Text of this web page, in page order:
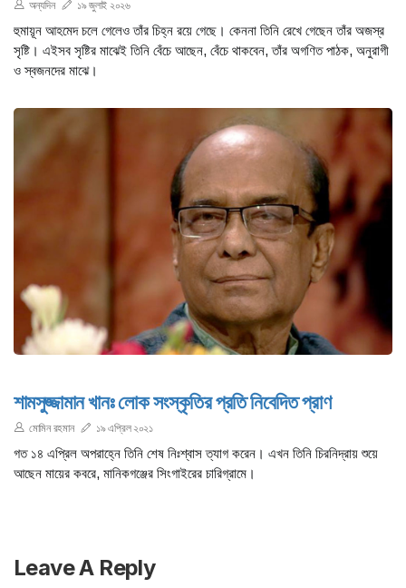
অন্যদিন ১৯ জুলাই ২০২৬
হুমায়ূন আহমেদ চলে গেলেও তাঁর চিহ্ন রয়ে গেছে। কেননা তিনি রেখে গেছেন তাঁর অজস্র
সৃষ্টি। এইসব সৃষ্টির মাঝেই তিনি বেঁচে আছেন, বেঁচে থাকবেন, তাঁর অগণিত পাঠক, অনুরাগী
ও স্বজনদের মাঝে।
শামসুজ্জামান খানঃ লোক সংস্কৃতির প্রতি নিবেদিত প্রাণ
মোমিন রহমান ১৯ এপ্রিল ২০২১
গত ১৪ এপ্রিল অপরাহ্নে তিনি শেষ নিঃশ্বাস ত্যাগ করেন। এখন তিনি চিরনিদ্রায় শুয়ে
আছেন মায়ের কবরে, মানিকগঞ্জের সিংগাইরের চারিগ্রামে।
Leave A Reply